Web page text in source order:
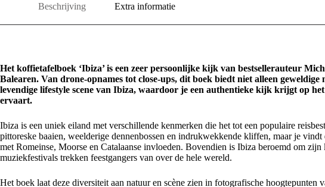
Beschrijving Extra informatie
Het koffietafelboek ‘Ibiza’ is een zeer persoonlijke kijk van bestsellerauteur
Balearen. Van drone-opnames tot close-ups, dit boek biedt niet alleen
levendige lifestyle scene van Ibiza, waardoor je een authentieke kijk krijgt op
ervaart.
Ibiza is een uniek eiland met verschillende kenmerken die het tot een populaire
pittoreske baaien, weelderige dennenbossen en indrukwekkende kliffen, maar je
met Romeinse, Moorse en Catalaanse invloeden. Bovendien is Ibiza beroemd om zijn
muziekfestivals trekken feestgangers van over de hele wereld.
Het boek laat deze diversiteit aan natuur en scène zien in fotografische hoogtepunten